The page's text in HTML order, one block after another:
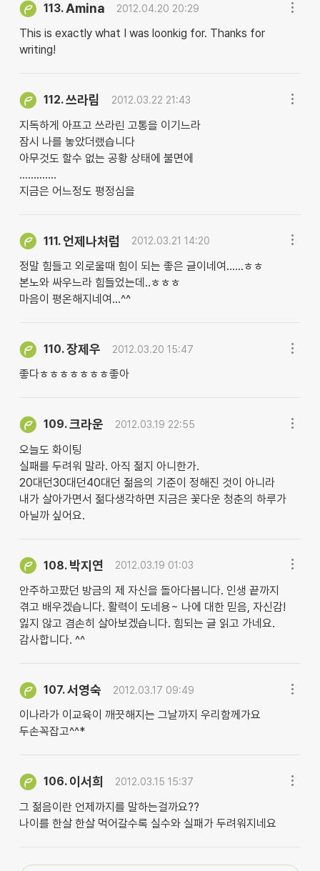
113.Amina 2012.04.20 20:29
This is exactly what I was loonkig for. Thanks for
writing!
112.쓰라림 2012.03.22 21:43
지독하게 아프고 쓰라린 고통을 이기느라
잠시 나를 놓았더랬습니다
아무것도 할수 없는 공황 상태에 불면에
.............
지금은 어느정도 평정심을
111. 언제나처럼 2012.03.21 14:20
정말 힘들고 외로울때 힘이 되는 좋은 글이네여......ㅎㅎ
본노와 싸우느라 힘들었는데..ㅎㅎㅎ
마음이 평온해지네여...^^
110.장제우 2012.03.20 15:47
좋다ㅎㅎㅎㅎㅎㅎㅎ좋아
109.크라운 2012.03.19 22:55
오늘도 화이팅
실패를 두려워 말라. 아직 젊지 아니한가.
20대던30대던40대던 젊음의 기준이 정해진 것이 아니라
내가 살아가면서 젊다생각하면 지금은 꽃다운 청춘의 하루가
아닐까 싶어요.
108. 박지연 2012.03.19 01:03
안주하고팠던 방금의 제 자신을 돌아다봅니다. 인생 끝까지
겪고 배우겠습니다. 활력이 도네용~ 나에 대한 믿음, 자신감!
잃지 않고 겸손히 살아보겠습니다. 힘되는 글 읽고 가네요.
감사합니다. ^^
107.서영숙 2012.03.17 09:49
이나라가 이교육이 깨끗해지는 그날까지 우리함께가요
두손꼭잡고^^*
106. 이서희 2012.03.15 15:37
그 젊음이란 언제까지를 말하는걸까요??
나이를 한살 한살 먹어갈수록 실수와 실패가 두려워지네요